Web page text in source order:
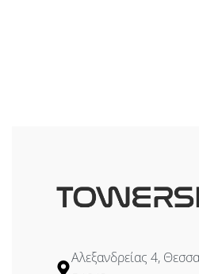
Αλεξανδρείας 4,